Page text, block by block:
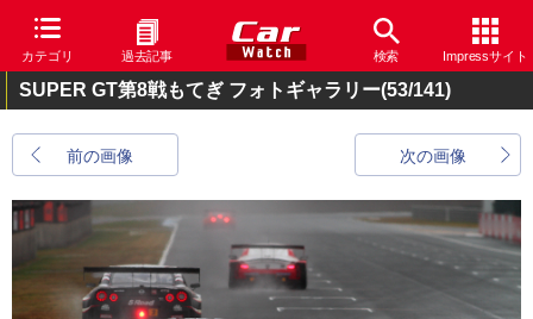
カテゴリ 過去記事 検索 Impressサイト
SUPER GT第8戦もてぎ フォトギャラリー(53/141)
前の画像 次の画像